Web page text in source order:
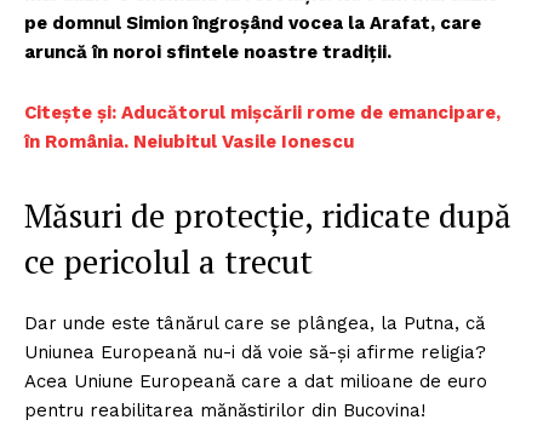
pe domnul Simion îngroșând vocea la Arafat, care
aruncă în noroi sfintele noastre tradiții.
Citește și: Aducătorul mișcării rome de emancipare,
în România. Neiubitul Vasile Ionescu
Măsuri de protecție, ridicate după
ce pericolul a trecut
Dar unde este tânărul care se plângea, la Putna, că
Uniunea Europeană nu-i dă voie să-și afirme religia?
Acea Uniune Europeană care a dat milioane de euro
pentru reabilitarea mănăstirilor din Bucovina!